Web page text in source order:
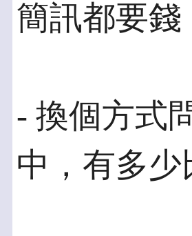
簡訊都要
- 換個方式
中，有多